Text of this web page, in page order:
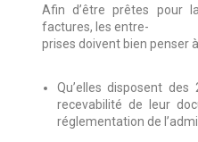
Afin d’être prêtes pour
factures, les entre-
prises doivent bien penser
Qu’elles disposent
recevabilité de leur
réglementation de